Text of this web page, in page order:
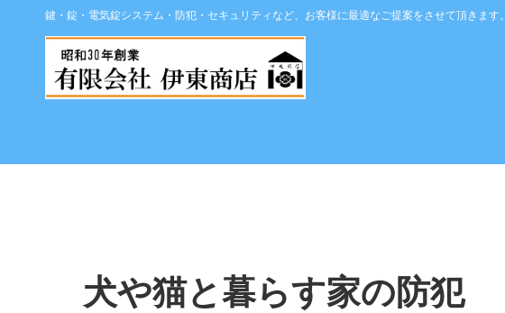
鍵・錠・電気錠システム・防犯・セキュリティなど、お客様に最適なご提案をさせて頂きます。
犬や猫と暮らす家の防犯